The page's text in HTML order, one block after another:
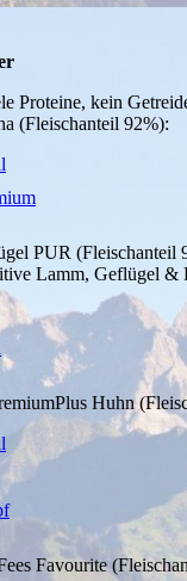
Proteine, kein
(Fleischanteil 92%):
PUR (Fleischanteil
Lamm, Geflügel &
Huhn
Favourite